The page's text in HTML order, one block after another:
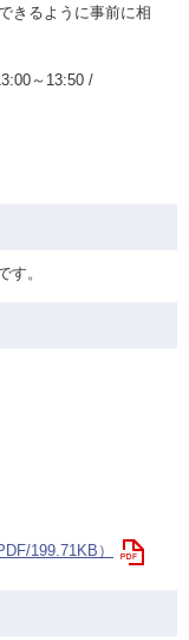
きるように事前に相
～13:50 /
す。
199.71KB）